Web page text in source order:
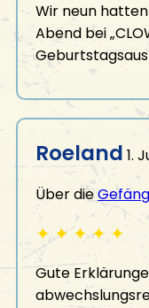
Wir neun
Abend bei
Roeland 1.
Über die
✦ ✦ ✦ ✦ ✦
Gute